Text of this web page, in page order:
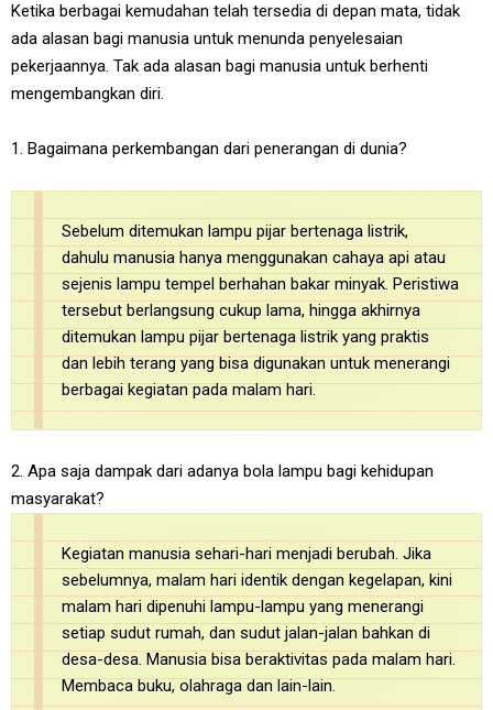
Ketika berbagai kemudahan telah tersedia di depan mata, tidak
ada alasan bagi manusia untuk menunda penyelesaian
pekerjaannya. Tak ada alasan bagi manusia untuk berhenti
mengembangkan diri.
1. Bagaimana perkembangan dari penerangan di dunia?
Sebelum ditemukan lampu pijar bertenaga listrik,
dahulu manusia hanya menggunakan cahaya api atau
sejenis lampu tempel berhahan bakar minyak. Peristiwa
tersebut berlangsung cukup lama, hingga akhirnya
ditemukan lampu pijar bertenaga listrik yang praktis
dan lebih terang yang bisa digunakan untuk menerangi
berbagai kegiatan pada malam hari.
2. Apa saja dampak dari adanya bola lampu bagi kehidupan
masyarakat?
Kegiatan manusia sehari-hari menjadi berubah. Jika
sebelumnya, malam hari identik dengan kegelapan, kini
malam hari dipenuhi lampu-lampu yang menerangi
setiap sudut rumah, dan sudut jalan-jalan bahkan di
desa-desa. Manusia bisa beraktivitas pada malam hari.
Membaca buku, olahraga dan lain-lain.